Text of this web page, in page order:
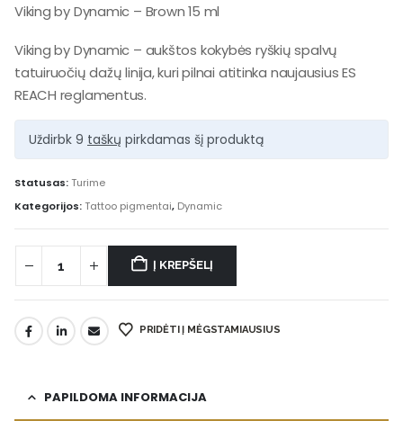
Viking by Dynamic – Brown 15 ml
Viking by Dynamic – aukštos kokybės ryškių spalvų
tatuiruočių dažų linija, kuri pilnai atitinka naujausius ES
REACH reglamentus.
Uždirbk 9 taškų pirkdamas šį produktą
Statusas:Turime
Kategorijos:Tattoo pigmentai, Dynamic
Į KREPŠELĮ
PRIDĖTI Į MĖGSTAMIAUSIUS
PAPILDOMA INFORMACIJA